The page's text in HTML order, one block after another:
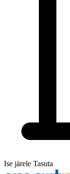
Ise järele Tasuta